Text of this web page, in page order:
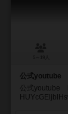
公式youtube
公式youtube